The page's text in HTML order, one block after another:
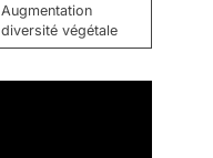
Augmentation
diversité végétale